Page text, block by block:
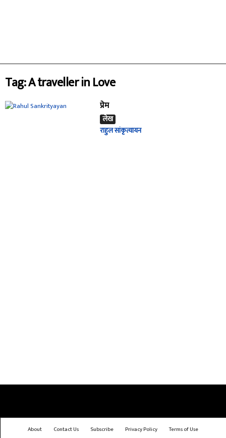
Tag: A traveller in Love
प्रेम
लेख
राहुल सांकृत्यायन
About Contact Us Subscribe Privacy Policy
Terms of Use